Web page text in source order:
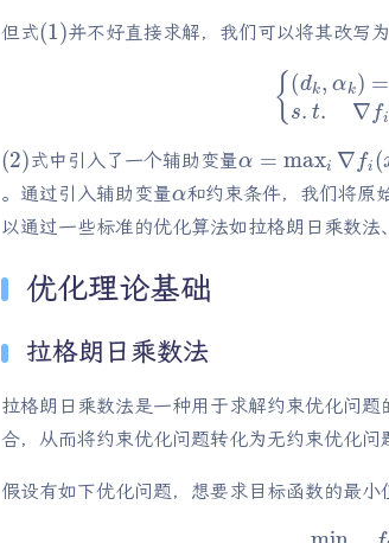
但式
(1 )
并不好直接求解，我们可以将其改写
{( dk,αk)=
(2)
式中引入了一个辅助变量
fi( x k)
。通过引入辅助变量
和约束条件，我们将原
以通过一些标准的优化算法如拉格朗日乘数法
优化理论基础
拉格朗日乘数法
拉格朗日乘数法是一种用于求解约束优化问
合，从而将约束优化问题转化为无约束优化问
假设有如下优化问题，想要求目标函数的最小